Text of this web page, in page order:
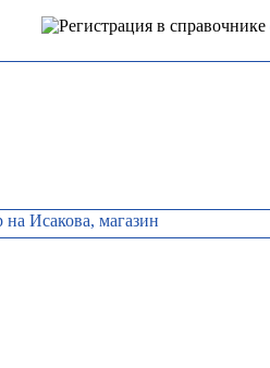
Исакова, магазин